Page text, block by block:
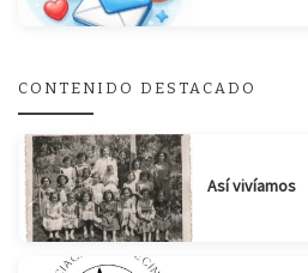
CONTENIDO DESTACADO
Así vivíamos